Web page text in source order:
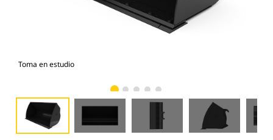
Toma en estudio